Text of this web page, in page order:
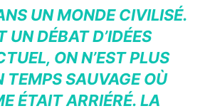
UN MONDE CIVILISÉ.
UN DÉBAT D’IDÉES
ON N’EST PLUS
TEMPS SAUVAGE OÙ
ÉTAIT ARRIÉRÉ. LA